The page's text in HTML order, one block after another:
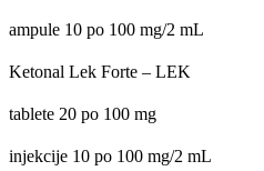
ampule 10 po 100 mg/2 mL
Ketonal Lek Forte – LEK
tablete 20 po 100 mg
injekcije 10 po 100 mg/2 mL